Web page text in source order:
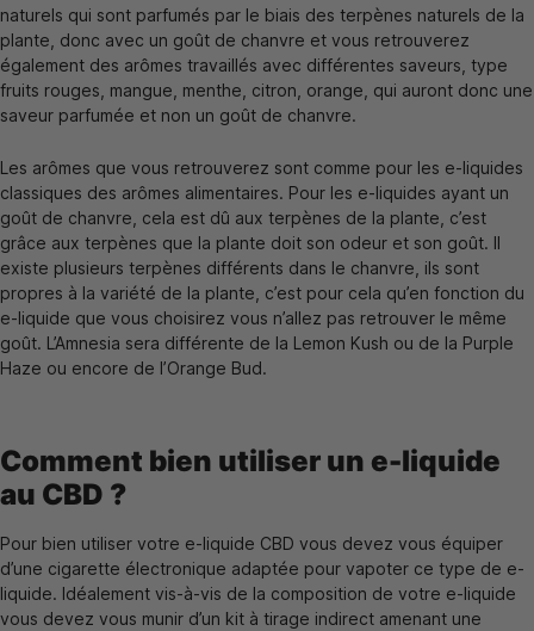
naturels qui sont parfumés par le biais des terpènes naturels de la
plante, donc avec un goût de chanvre et vous retrouverez
également des arômes travaillés avec différentes saveurs, type
fruits rouges, mangue, menthe, citron, orange, qui auront donc une
saveur parfumée et non un goût de chanvre.
Les arômes que vous retrouverez sont comme pour les e-liquides
classiques des arômes alimentaires. Pour les e-liquides ayant un
goût de chanvre, cela est dû aux terpènes de la plante, c’est
grâce aux terpènes que la plante doit son odeur et son goût. Il
existe plusieurs terpènes différents dans le chanvre, ils sont
propres à la variété de la plante, c’est pour cela qu’en fonction du
e-liquide que vous choisirez vous n’allez pas retrouver le même
goût. L’Amnesia sera différente de la Lemon Kush ou de la Purple
Haze ou encore de l’Orange Bud.
Comment bien utiliser un e-liquide
au CBD ?
Pour bien utiliser votre e-liquide CBD vous devez vous équiper
d’une cigarette électronique adaptée pour vapoter ce type de e-
liquide. Idéalement vis-à-vis de la composition de votre e-liquide
vous devez vous munir d’un kit à tirage indirect amenant une